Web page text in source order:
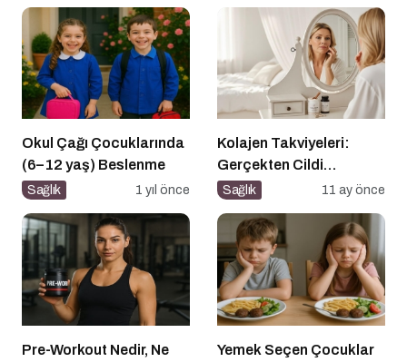
Okul Çağı Çocuklarında
(6–12 yaş) Beslenme
Sağlık 1 yıl önce
Kolajen Takviyeleri:
Gerçekten Cildi
Gençleştiriyor mu?
Sağlık 11 ay önce
Pre-Workout Nedir, Ne
Yemek Seçen Çocuklar